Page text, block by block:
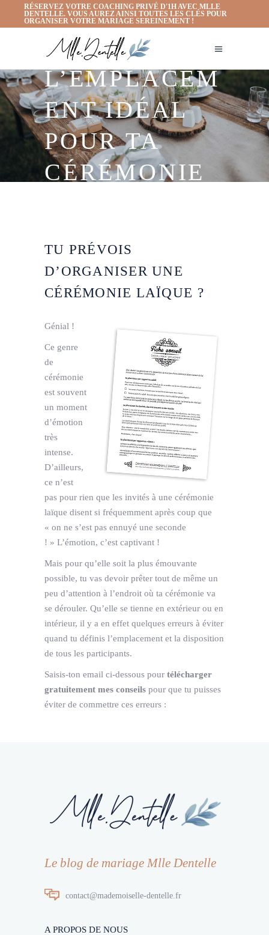
RÉSERVEZ VOTRE COACHING PRIVÉ D'1H AVEC MLLE
DENTELLE. VOUS AUREZ AINSI TOUTES LES CLÉS POUR
ORGANISER VOTRE MARIAGE SEREINEMENT !
QUEL EST
L’EMPLACEM
ENT IDÉAL
POUR TA
CÉRÉMONIE
TU PRÉVOIS
D’ORGANISER UNE
CÉRÉMONIE LAÏQUE ?
Génial !
Ce genre
de
cérémonie
est souvent
un moment
d’émotion
très
intense.
D’ailleurs,
ce n’est
pas pour rien que les invités à une cérémonie
laïque disent si fréquemment après coup que
« on ne s’est pas ennuyé une seconde
! » L’émotion, c’est captivant !
Mais pour qu’elle soit la plus émouvante
possible, tu vas devoir prêter tout de même un
peu d’attention à l’endroit où ta cérémonie va
se dérouler. Qu’elle se tienne en extérieur ou en
intérieur, il y a en effet quelques erreurs à éviter
quand tu définis l’emplacement et la disposition
de tous les participants.
Saisis-ton email ci-dessous pour télécharger
gratuitement mes conseils pour que tu puisses
éviter de commettre ces erreurs :
Le blog de mariage Mlle Dentelle
contact@mademoiselle-dentelle.fr
A PROPOS DE NOUS